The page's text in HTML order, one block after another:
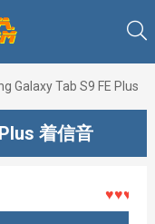
Galaxy Tab S9 FE Plus
着信音
♥♥♥着メ